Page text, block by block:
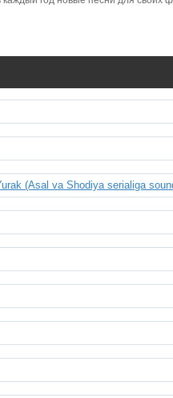
(Asal va Shodiya serialiga